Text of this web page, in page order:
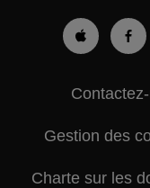
Gestion des
Charte sur les